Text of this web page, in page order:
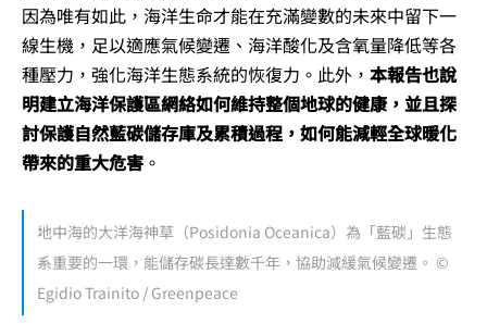
因為唯有如此，海洋生命才能在充滿變數的未來中留下一
線生機，足以適應氣候變遷、海洋酸化及含氧量降低等各
種壓力，強化海洋生態系統的恢復力。此外， 本報告也說
明建立海洋保護區網絡如何維持整個地球的健康，並且探
討保護自然藍碳儲存庫及累積過程，如何能減輕全球暖化
帶來的重大危害 。
地中海的大洋海神草（Posidonia Oceanica）為「藍碳」生態
系重要的一環，能儲存碳長達數千年，協助減緩氣候變遷。 ©
Egidio Trainito / Greenpeace